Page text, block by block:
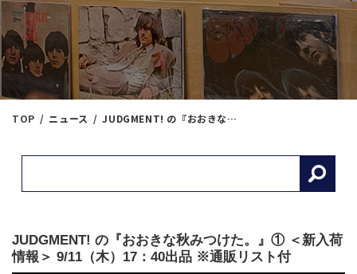
TOP ニュース JUDGMENT! の『おおきな秋みつけた。』① ＜新入荷情報＞ 9/11（木）17：40出品 ※通販リスト付
JUDGMENT! の『おおきな秋みつけた。』① ＜新入荷
情報＞ 9/11（木）17：40出品 ※通販リスト付